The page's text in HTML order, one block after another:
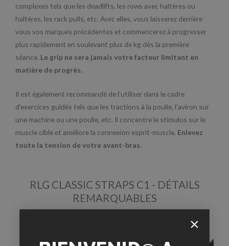
complexes tels que les deadlifts, les rows avec haltères ou
haltères, les rack pulls, etc. Avec elles, vous laisserez derrière
vous vos marques précédentes et commencerez à progresser
plus rapidement en soulevant plus de kg dès la première
séance. Le grip ne sera jamais votre facteur limitant en
matière de progrès.
Il est également recommandé de l’utiliser dans le cadre
d’exercices guidés tels que les tractions à la poulie, l’aviron sur
une machine ou une poulie, etc. Il concentre le stimulus sur le
muscle cible et améliore la connexion esprit-muscle. Enlevez
toute la tension de votre avant-bras.
RLG CLASSIC STRAPS C1 - DÉTAILS
REMARQUABLES